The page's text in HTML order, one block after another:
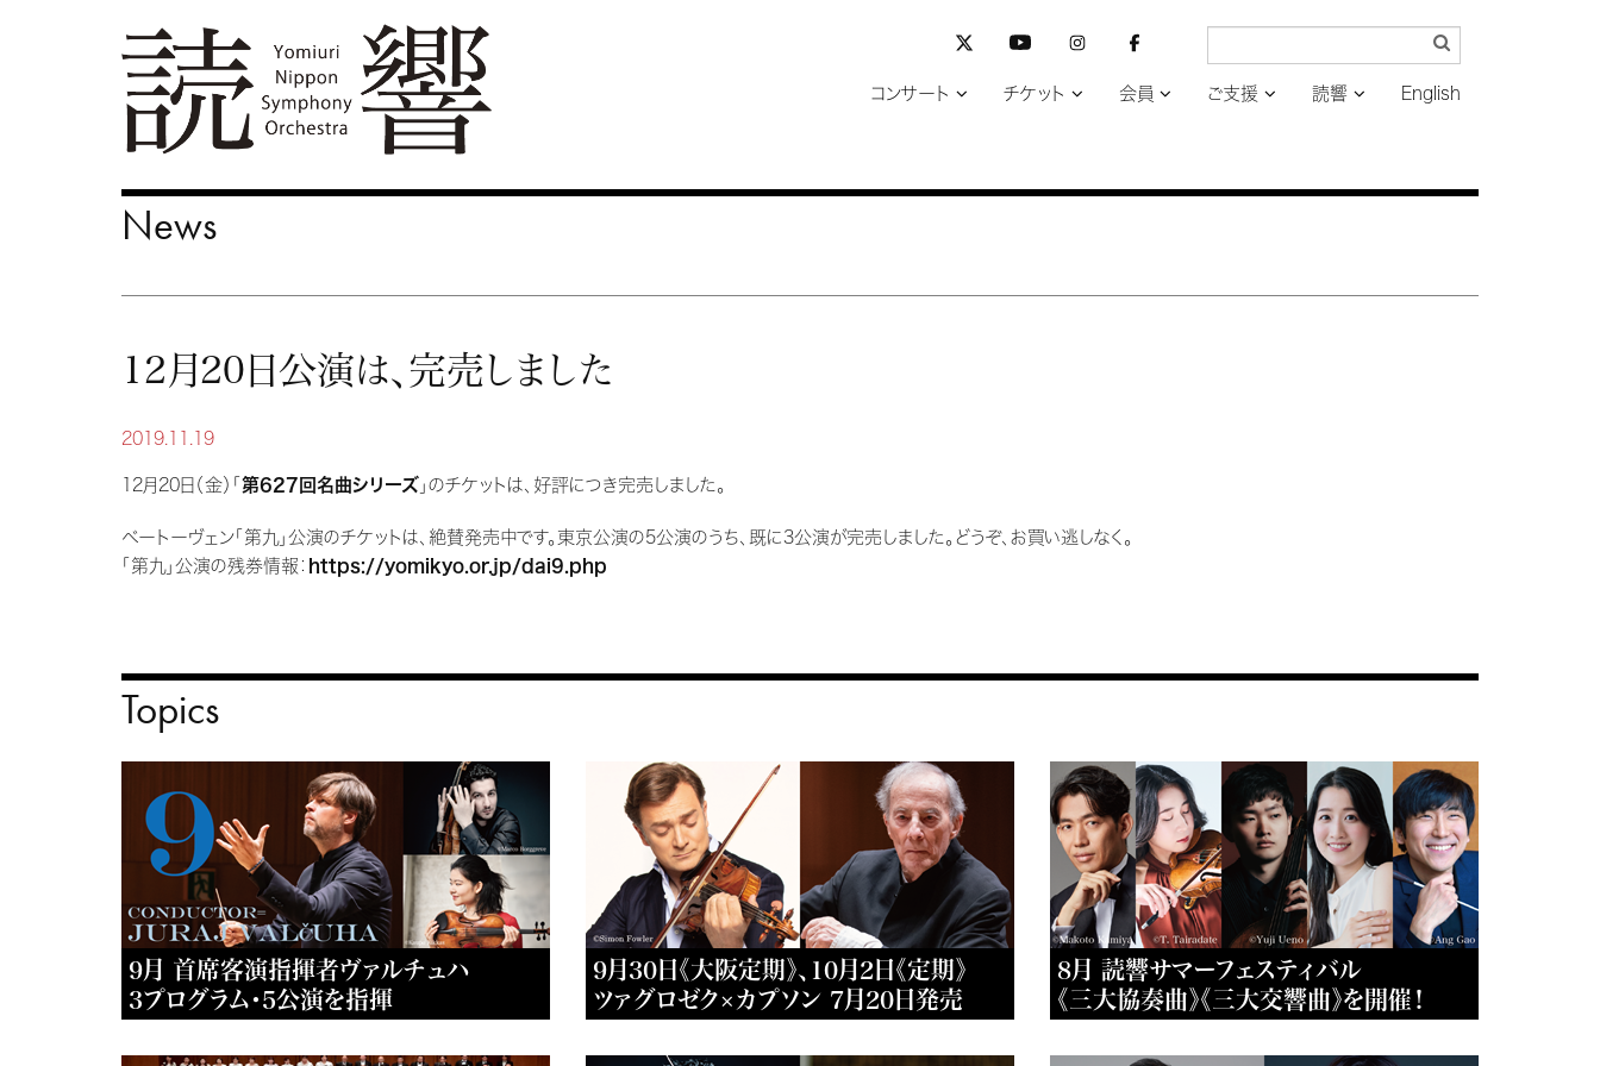
コンサート チケット 会員 ご支援 読響 English
News
12月20日公演は、完売しました
2019.11.19
12月20日（金）「 第627回名曲シリーズ 」のチケットは、好評につき完売しました。
ベートーヴェン「第九」公演のチケットは、絶賛発売中です。東京公演の5公演のうち、既に3公演が完売しました。どうぞ、お買い逃しなく。
「第九」公演の残券情報： https://yomikyo.or.jp/dai9.php
Topics
9月 首席客演指揮者ヴァルチュハ
3プログラム・5公演を指揮
9月30日《大阪定期》、10月2日《定期》
ツァグロゼク×カプソン 7月20日発売
8月 読響サマーフェスティバル
《三大協奏曲》《三大交響曲》を開催！